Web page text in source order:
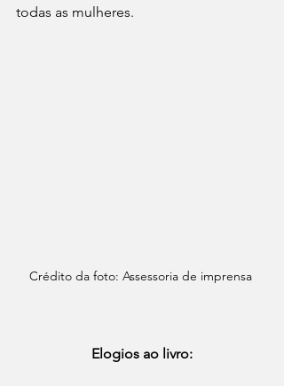
todas as mulheres.
Crédito da foto: Assessoria de imprensa
Elogios ao livro: